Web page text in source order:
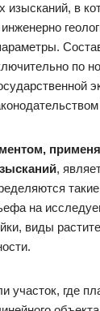
изысканий, в
по
,
на
виды
участок, где